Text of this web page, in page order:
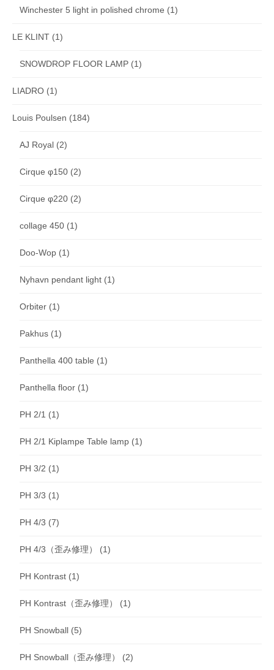
Winchester 5 light in polished chrome (1)
LE KLINT (1)
SNOWDROP FLOOR LAMP (1)
LIADRO (1)
Louis Poulsen (184)
AJ Royal (2)
Cirque φ150 (2)
Cirque φ220 (2)
collage 450 (1)
Doo-Wop (1)
Nyhavn pendant light (1)
Orbiter (1)
Pakhus (1)
Panthella 400 table (1)
Panthella floor (1)
PH 2/1 (1)
PH 2/1 Kiplampe Table lamp (1)
PH 3/2 (1)
PH 3/3 (1)
PH 4/3 (7)
PH 4/3（歪み修理） (1)
PH Kontrast (1)
PH Kontrast（歪み修理） (1)
PH Snowball (5)
PH Snowball（歪み修理） (2)